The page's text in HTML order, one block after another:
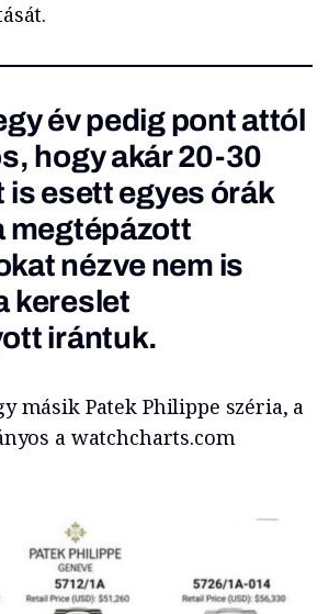
év pedig pont attól
hogy akár 20-30
is esett egyes órák
megtépázott
nézve nem is
kereslet
irántuk.
másik Patek Philippe széria, a
a watchcharts.com